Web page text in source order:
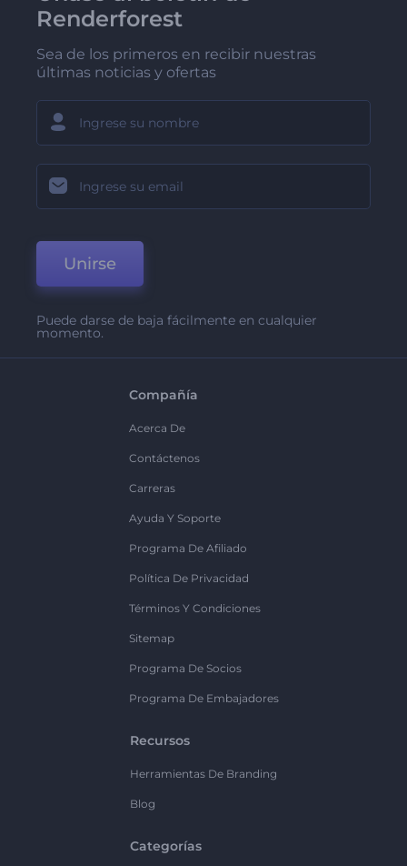
Renderforest
Sea de los primeros en recibir nuestras
últimas noticias y ofertas
Unirse
Puede darse de baja fácilmente en cualquier
momento.
Compañía
Acerca De
Contáctenos
Carreras
Ayuda Y Soporte
Programa De Afiliado
Política De Privacidad
Términos Y Condiciones
Sitemap
Programa De Socios
Programa De Embajadores
Recursos
Herramientas De Branding
Blog
Categorías